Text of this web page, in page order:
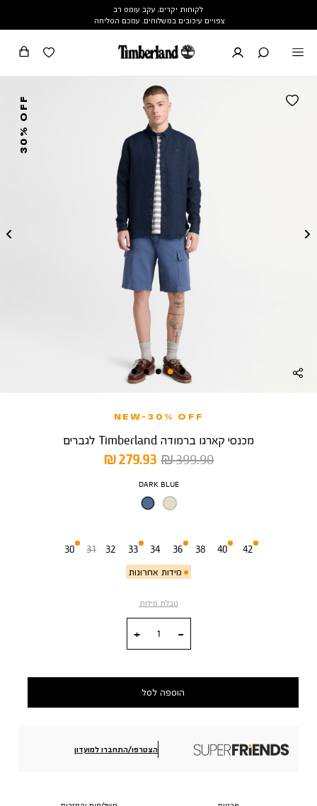
לקוחות יקרים, עקב עומס רב
צפויים עיכובים במשלוחים. עמכם הסליחה
30% OFF
NEW-30% OFF
מכנסי קארגו ברמודה Timberland לגברים
מחיר
מוצר
279.93 ₪
מחיר
399.90 ₪
צבע
DARK BLUE
30
מידות אחרונות
31 32 33 34 36 38 40 42
טבלת מידות
הוספה לסל
הצטרפו/התחברו למועדון